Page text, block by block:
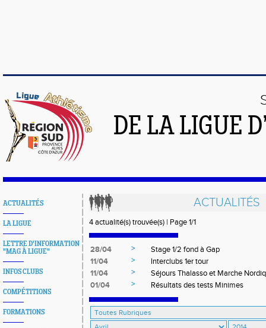
DE LA LIGUE
ACTUALITÉS
LA LIGUE
LETTRE D'INFORMATION
"MAG À LIGUE"
INFOS CLUBS
COMPÉTITIONS
FORMATIONS
ACTUALITÉS
4 actualité(s) trouvée(s) | Page 1/1
28/04 >
Stage 1/2 fond à Gap
11/04
>
Interclubs 1er tour
11/04
>
Séjours Thalasso et Marche
01/04
> Résultats des tests Minimes